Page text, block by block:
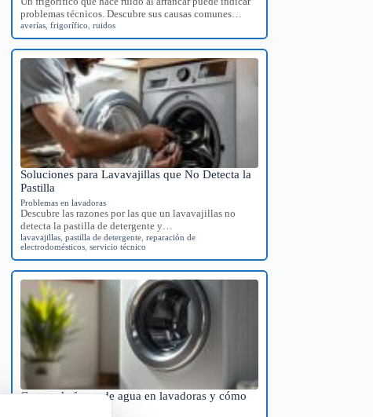
problemas técnicos. Descubre sus causas comunes…
averías ,frigorífico ,ruidos
Soluciones para Lavavajillas que No Detecta la
Pastilla
Problemas en lavadoras
Descubre las razones por las que un lavavajillas no
detecta la pastilla de detergente y…
lavavajillas ,pastilla de detergente ,reparación de
electrodomésticos ,servicio técnico
Causas de fugas de agua en lavadoras y cómo